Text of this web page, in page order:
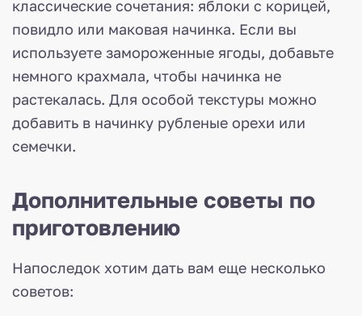
классические сочетания: яблоки с корицей,
повидло или маковая начинка. Если вы
используете замороженные ягоды, добавьте
немного крахмала, чтобы начинка не
растекалась. Для особой текстуры можно
добавить в начинку рубленые орехи или
семечки.
Дополнительные советы по
приготовлению
Напоследок хотим дать вам еще несколько
советов: